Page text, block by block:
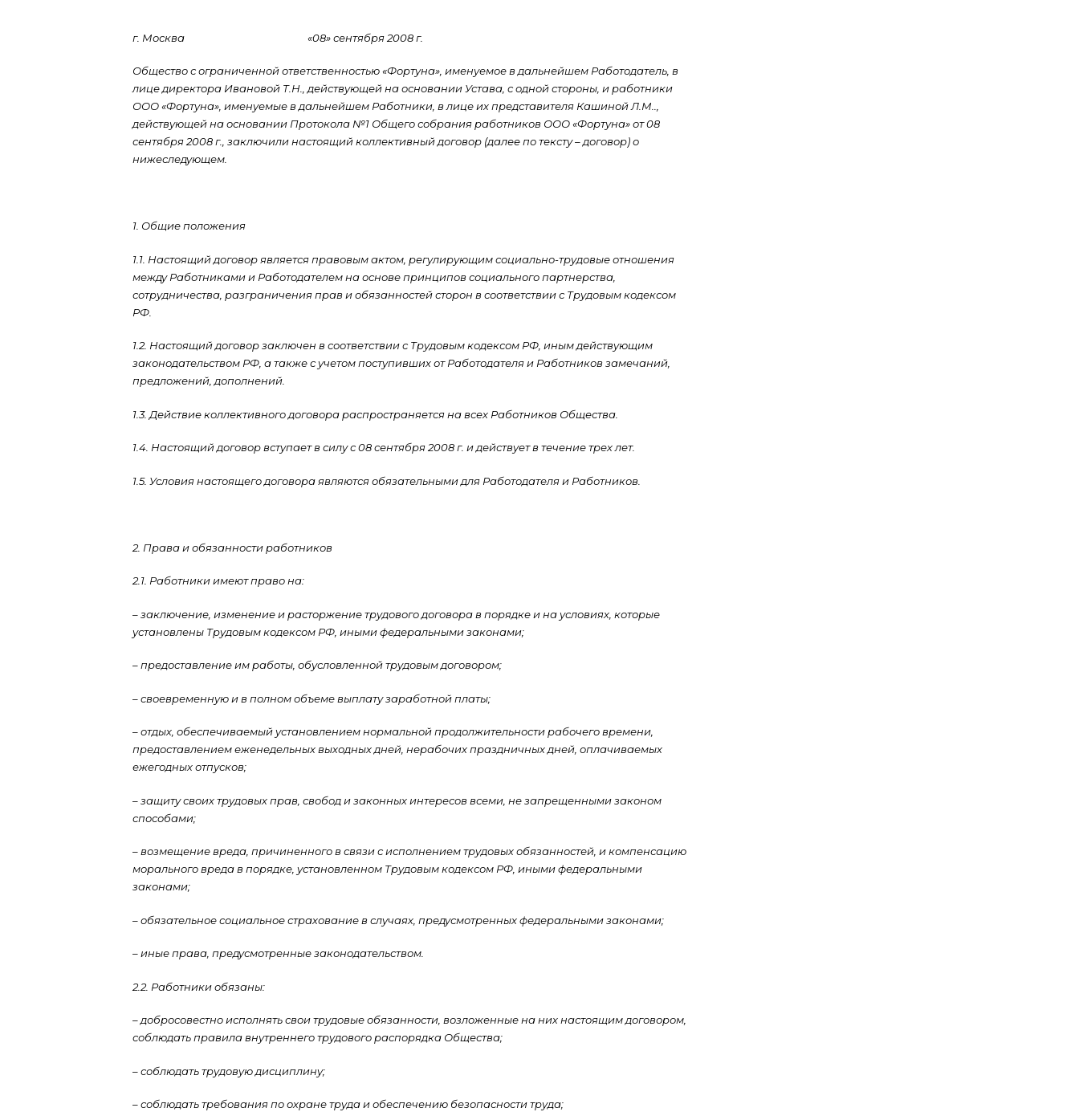
г. Москва «08» сентября 2008 г.
Общество с ограниченной ответственностью «Фортуна», именуемое в дальнейшем Работодатель, в
лице директора Ивановой Т.Н., действующей на основании Устава, с одной стороны, и работники
ООО «Фортуна», именуемые в дальнейшем Работники, в лице их представителя Кашиной Л.М..,
действующей на основании Протокола №1 Общего собрания работников ООО «Фортуна» от 08
сентября 2008 г., заключили настоящий коллективный договор (далее по тексту – договор) о
нижеследующем.
1. Общие положения
1.1. Настоящий договор является правовым актом, регулирующим социально-трудовые отношения
между Работниками и Работодателем на основе принципов социального партнерства,
сотрудничества, разграничения прав и обязанностей сторон в соответствии с Трудовым кодексом
РФ.
1.2. Настоящий договор заключен в соответствии с Трудовым кодексом РФ, иным действующим
законодательством РФ, а также с учетом поступивших от Работодателя и Работников замечаний,
предложений, дополнений.
1.3. Действие коллективного договора распространяется на всех Работников Общества.
1.4. Настоящий договор вступает в силу с 08 сентября 2008 г. и действует в течение трех лет.
1.5. Условия настоящего договора являются обязательными для Работодателя и Работников.
2. Права и обязанности работников
2.1. Работники имеют право на:
– заключение, изменение и расторжение трудового договора в порядке и на условиях, которые
установлены Трудовым кодексом РФ, иными федеральными законами;
– предоставление им работы, обусловленной трудовым договором;
– своевременную и в полном объеме выплату заработной платы;
– отдых, обеспечиваемый установлением нормальной продолжительности рабочего времени,
предоставлением еженедельных выходных дней, нерабочих праздничных дней, оплачиваемых
ежегодных отпусков;
– защиту своих трудовых прав, свобод и законных интересов всеми, не запрещенными законом
способами;
– возмещение вреда, причиненного в связи с исполнением трудовых обязанностей, и компенсацию
морального вреда в порядке, установленном Трудовым кодексом РФ, иными федеральными
законами;
– обязательное социальное страхование в случаях, предусмотренных федеральными законами;
– иные права, предусмотренные законодательством.
2.2. Работники обязаны:
– добросовестно исполнять свои трудовые обязанности, возложенные на них настоящим договором,
соблюдать правила внутреннего трудового распорядка Общества;
– соблюдать трудовую дисциплину;
– соблюдать требования по охране труда и обеспечению безопасности труда;